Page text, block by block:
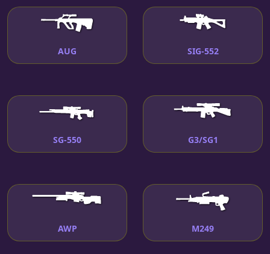
AUG SIG-552
SG-550 G3/SG1
AWP M249